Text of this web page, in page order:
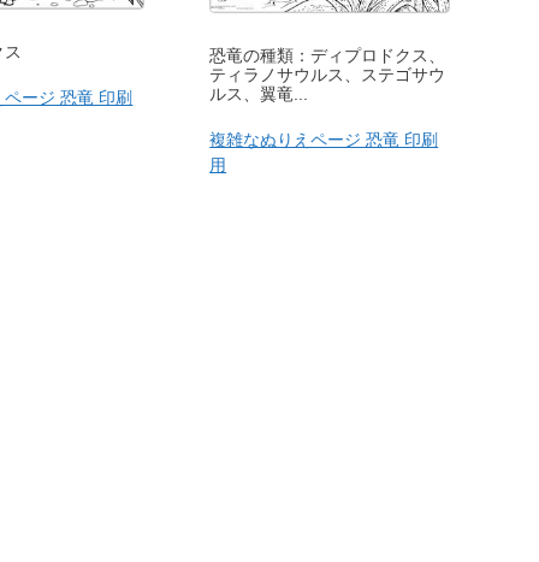
ージ 恐竜 印刷
恐竜の種類：ディプロドクス、
ティラノサウルス、ステゴサウ
ルス、翼竜...
複雑なぬりえページ 恐竜 印刷
用